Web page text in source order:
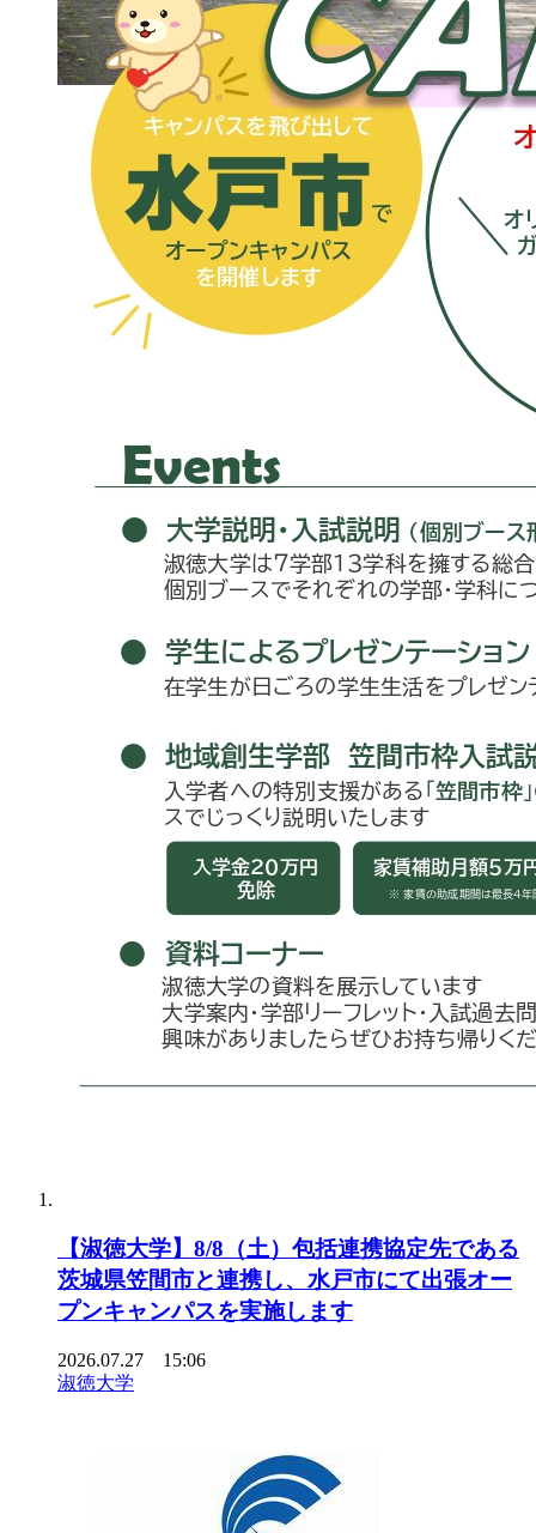
【淑徳大学】8/8（土）包括連携協定先である
茨城県笠間市と連携し、水戸市にて出張オー
プンキャンパスを実施します
2026.07.27 15:06
淑徳大学